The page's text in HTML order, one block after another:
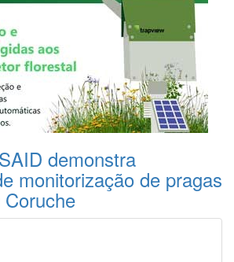
demonstra
monitorização de pragas